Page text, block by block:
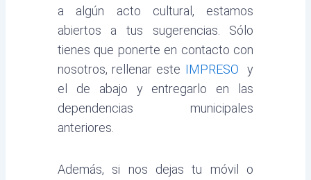
a algún acto cultural, estamos
abiertos a tus sugerencias. Sólo
tienes que ponerte en contacto con
nosotros, rellenar este IMPRESO y
el de abajo y entregarlo en las
dependencias municipales
anteriores.
Además, si nos dejas tu móvil o